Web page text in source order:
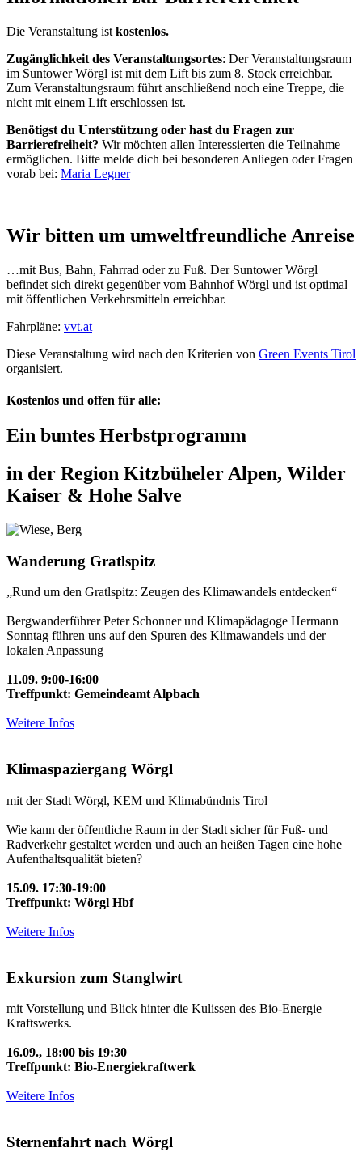
Die Veranstaltung ist kostenlos.
Zugänglichkeit des Veranstaltungsortes: Der Veranstaltungsraum
im Suntower Wörgl ist mit dem Lift bis zum 8. Stock erreichbar.
Zum Veranstaltungsraum führt anschließend noch eine Treppe, die
nicht mit einem Lift erschlossen ist.
Benötigst du Unterstützung oder hast du Fragen zur
Barrierefreiheit? Wir möchten allen Interessierten die Teilnahme
ermöglichen. Bitte melde dich bei besonderen Anliegen oder Fragen
vorab bei: Maria Legner
Wir bitten um umweltfreundliche Anreise
…mit Bus, Bahn, Fahrrad oder zu Fuß. Der Suntower Wörgl
befindet sich direkt gegenüber vom Bahnhof Wörgl und ist optimal
mit öffentlichen Verkehrsmitteln erreichbar.
Fahrpläne: vvt.at
Diese Veranstaltung wird nach den Kriterien von Green Events Tirol
organisiert.
Kostenlos und offen für alle:
Ein buntes Herbstprogramm
in der Region Kitzbüheler Alpen, Wilder
Kaiser & Hohe Salve
Wanderung Gratlspitz
„Rund um den Gratlspitz: Zeugen des Klimawandels entdecken“
Bergwanderführer Peter Schonner und Klimapädagoge Hermann
Sonntag führen uns auf den Spuren des Klimawandels und der
lokalen Anpassung
11.09. 9:00-16:00
Treffpunkt: Gemeindeamt Alpbach
Weitere Infos
Klimaspaziergang Wörgl
mit der Stadt Wörgl, KEM und Klimabündnis Tirol
Wie kann der öffentliche Raum in der Stadt sicher für Fuß- und
Radverkehr gestaltet werden und auch an heißen Tagen eine hohe
Aufenthaltsqualität bieten?
15.09. 17:30-19:00
Treffpunkt: Wörgl Hbf
Weitere Infos
Exkursion zum Stanglwirt
mit Vorstellung und Blick hinter die Kulissen des Bio-Energie
Kraftswerks.
16.09., 18:00 bis 19:30
Treffpunkt: Bio-Energiekraftwerk
Weitere Infos
Sternenfahrt nach Wörgl